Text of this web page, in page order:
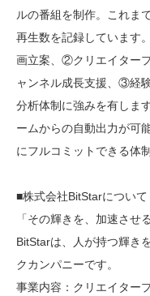
ルの番組を制作。これま
再生数を記録しています
画立案、②クリエイター
ャンネル成長支援、③経
分析体制に強みを有しま
ームからの自動出力が可
にフルコミットできる体
■株式会社BitStarについて
「その輝きを、加速させ
BitStarは、人が持つ輝き
クカンパニーです。
事業内容：クリエイター